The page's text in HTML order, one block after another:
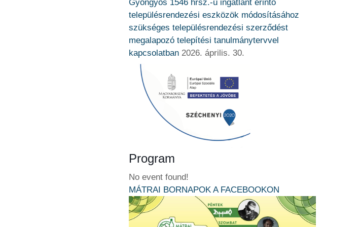
Gyöngyös 1546 hrsz.-ú ingatlant érintő
településrendezési eszközök módosításához
szükséges településrendezési szerződést
megalapozó telepítési tanulmánytervvel
kapcsolatban 2026. április. 30.
Program
No event found!
MÁTRAI BORNAPOK A FACEBOOKON